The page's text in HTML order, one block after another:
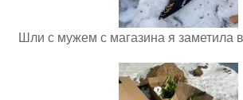
Шли с мужем с магазина я заметила